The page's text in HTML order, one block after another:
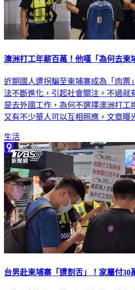
澳洲打工年薪百萬！他嘆「為何去柬
近期國人遭拐騙至柬埔寨成為「肉票
法不斷進化，引起社會關注。不過就
是去外國工作，為何不選擇澳洲打工
又有不少華人可以互相照應，文章曝
生活
台男赴柬埔寨「遭割舌」！家屬付30